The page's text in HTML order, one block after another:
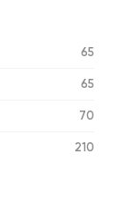
65
65
70
210